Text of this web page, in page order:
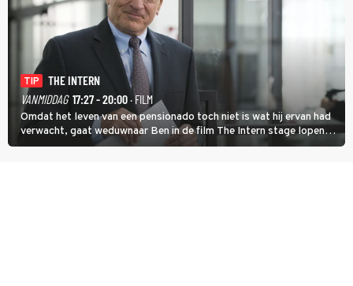
TIP
THE INTERN
VANMIDDAG 17:27 - 20:00· FILM
Omdat het leven van een pensionado toch niet is wat hij ervan had
verwacht, gaat weduwnaar Ben in de film The Intern stage lopen
bij de hippe webwinkel van Jules, wat een gouden zet blijkt te zijn.